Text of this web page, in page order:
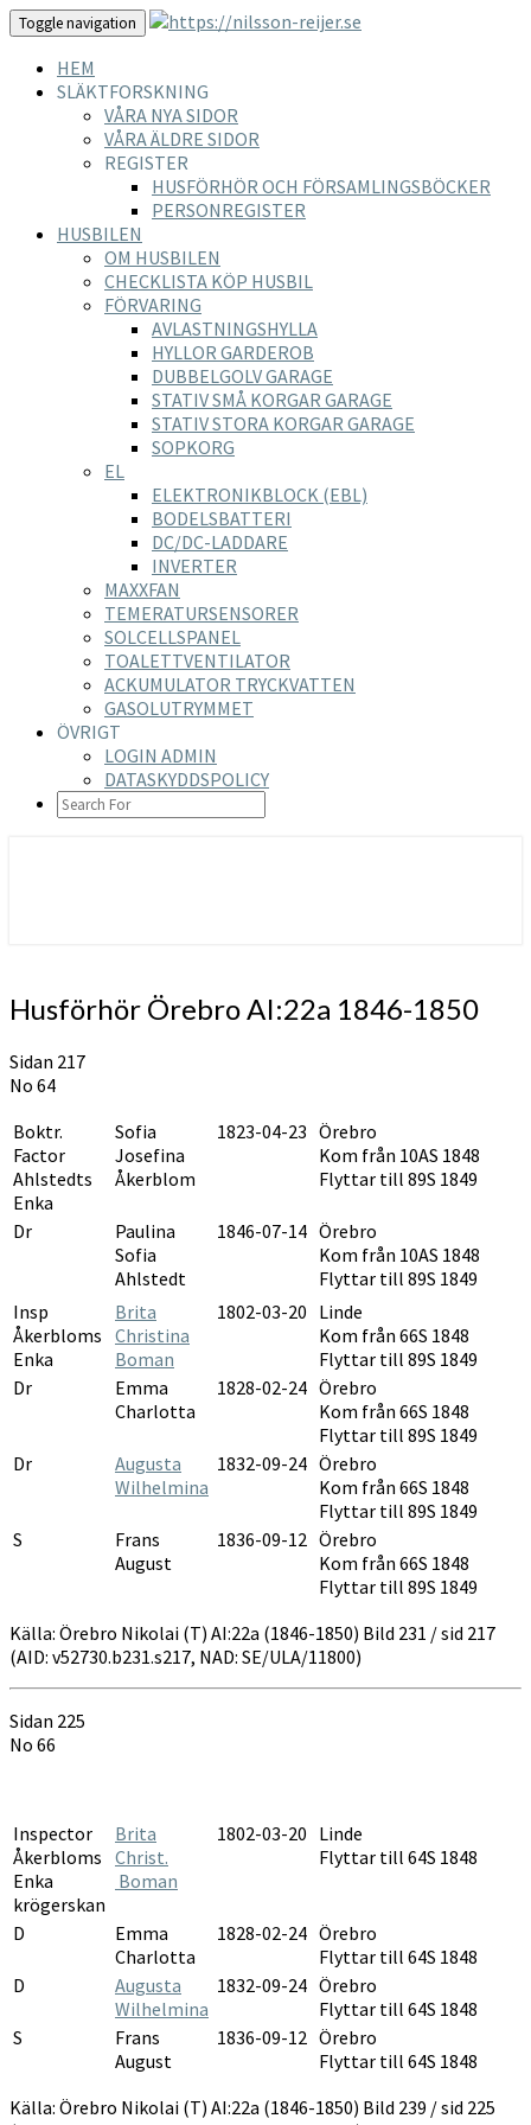
Toggle navigation
HEM
SLÄKTFORSKNING
VÅRA NYA SIDOR
VÅRA ÄLDRE SIDOR
REGISTER
HUSFÖRHÖR OCH FÖRSAMLINGSBÖCKER
PERSONREGISTER
HUSBILEN
OM HUSBILEN
CHECKLISTA KÖP HUSBIL
FÖRVARING
AVLASTNINGSHYLLA
HYLLOR GARDEROB
DUBBELGOLV GARAGE
STATIV SMÅ KORGAR GARAGE
STATIV STORA KORGAR GARAGE
SOPKORG
EL
ELEKTRONIKBLOCK (EBL)
BODELSBATTERI
DC/DC-LADDARE
INVERTER
MAXXFAN
TEMERATURSENSORER
SOLCELLSPANEL
TOALETTVENTILATOR
ACKUMULATOR TRYCKVATTEN
GASOLUTRYMMET
ÖVRIGT
LOGIN ADMIN
DATASKYDDSPOLICY
SEARCH
ICON
Husförhör
Örebro
1846-
1850
Husförhör Örebro AI:22a 1846-1850
Sidan 217
No 64
Boktr.
Factor
Ahlstedts
Enka
Sofia
Josefina
Åkerblom
1823-04-23 Örebro
Kom från 10AS 1848
Flyttar till 89S 1849
Dr
Paulina
Sofia
Ahlstedt
1846-07-14 Örebro
Kom från 10AS 1848
Flyttar till 89S 1849
Insp
Åkerbloms
Enka
Brita
Christina
Boman
1802-03-20 Linde
Kom från 66S 1848
Flyttar till 89S 1849
Dr
Emma
Charlotta
1828-02-24 Örebro
Kom från 66S 1848
Flyttar till 89S 1849
Dr
Augusta
Wilhelmina
1832-09-24 Örebro
Kom från 66S 1848
Flyttar till 89S 1849
S
Frans
August
1836-09-12 Örebro
Kom från 66S 1848
Flyttar till 89S 1849
Källa: Örebro Nikolai (T) AI:22a (1846-1850) Bild 231 / sid 217
(AID: v52730.b231.s217, NAD: SE/ULA/11800)
Sidan 225
No 66
Inspector
Åkerbloms
Enka
krögerskan
Brita
Christ.
Boman
1802-03-20 Linde
Flyttar till 64S 1848
D
Emma
Charlotta
1828-02-24 Örebro
Flyttar till 64S 1848
D
Augusta
Wilhelmina
1832-09-24 Örebro
Flyttar till 64S 1848
S
Frans
August
1836-09-12 Örebro
Flyttar till 64S 1848
Källa: Örebro Nikolai (T) AI:22a (1846-1850) Bild 239 / sid 225